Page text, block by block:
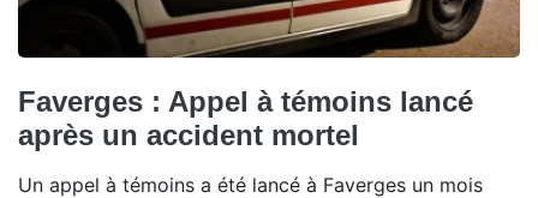
Faverges : Appel à témoins lancé
après un accident mortel
Un appel à témoins a été lancé à Faverges un mois